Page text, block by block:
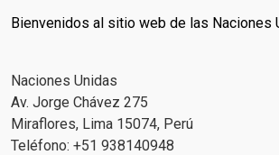
Bienvenidos al sitio web de las Naciones
Naciones Unidas
Av. Jorge Chávez 275
Miraflores, Lima 15074, Perú
Teléfono: +51 938140948